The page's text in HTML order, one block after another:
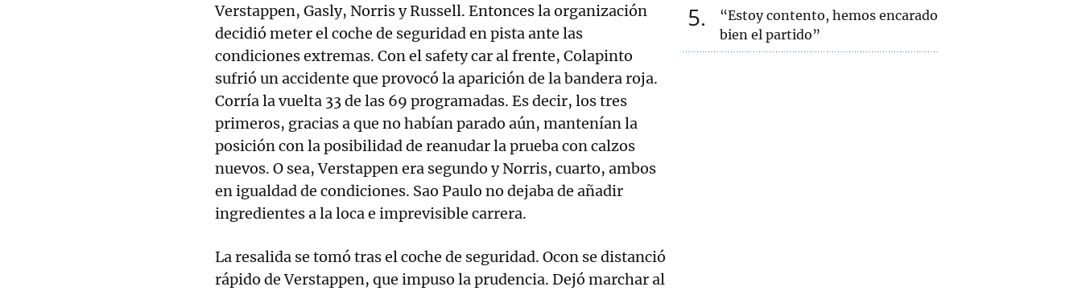
Verstappen, Gasly, Norris y Russell. Entonces la organización
decidió meter el coche de seguridad en pista ante las
condiciones extremas. Con el safety car al frente, Colapinto
sufrió un accidente que provocó la aparición de la bandera roja.
Corría la vuelta 33 de las 69 programadas. Es decir, los tres
primeros, gracias a que no habían parado aún, mantenían la
posición con la posibilidad de reanudar la prueba con calzos
nuevos. O sea, Verstappen era segundo y Norris, cuarto, ambos
en igualdad de condiciones. Sao Paulo no dejaba de añadir
ingredientes a la loca e imprevisible carrera.
La resalida se tomó tras el coche de seguridad. Ocon se distanció
rápido de Verstappen, que impuso la prudencia. Dejó marchar al
5
“Estoy contento, hemos encarado
bien el partido”